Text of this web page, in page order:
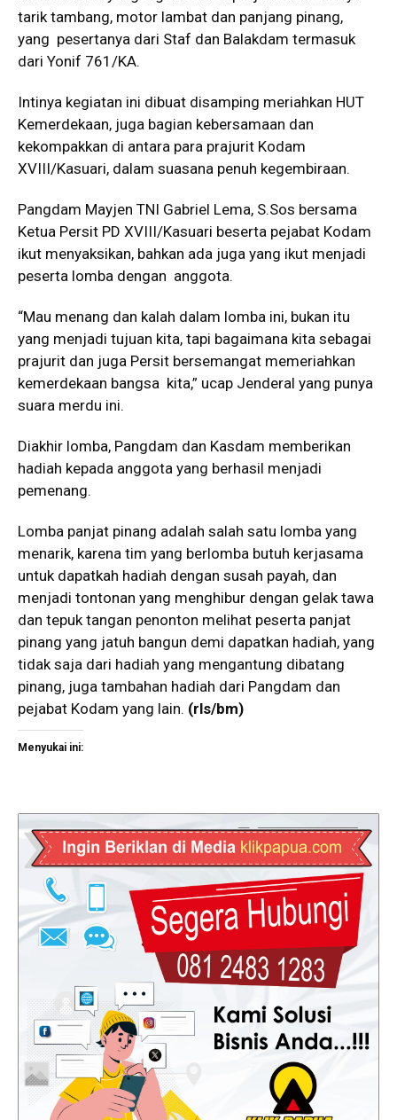
tarik tambang, motor lambat dan panjang pinang,
yang pesertanya dari Staf dan Balakdam termasuk
dari Yonif 761/KA.
Intinya kegiatan ini dibuat disamping meriahkan HUT
Kemerdekaan, juga bagian kebersamaan dan
kekompakkan di antara para prajurit Kodam
XVIII/Kasuari, dalam suasana penuh kegembiraan.
Pangdam Mayjen TNI Gabriel Lema, S.Sos bersama
Ketua Persit PD XVIII/Kasuari beserta pejabat Kodam
ikut menyaksikan, bahkan ada juga yang ikut menjadi
peserta lomba dengan anggota.
“Mau menang dan kalah dalam lomba ini, bukan itu
yang menjadi tujuan kita, tapi bagaimana kita sebagai
prajurit dan juga Persit bersemangat memeriahkan
kemerdekaan bangsa kita,” ucap Jenderal yang punya
suara merdu ini.
Diakhir lomba, Pangdam dan Kasdam memberikan
hadiah kepada anggota yang berhasil menjadi
pemenang.
Lomba panjat pinang adalah salah satu lomba yang
menarik, karena tim yang berlomba butuh kerjasama
untuk dapatkah hadiah dengan susah payah, dan
menjadi tontonan yang menghibur dengan gelak tawa
dan tepuk tangan penonton melihat peserta panjat
pinang yang jatuh bangun demi dapatkan hadiah, yang
tidak saja dari hadiah yang mengantung dibatang
pinang, juga tambahan hadiah dari Pangdam dan
pejabat Kodam yang lain. (rls/bm)
Menyukai ini: